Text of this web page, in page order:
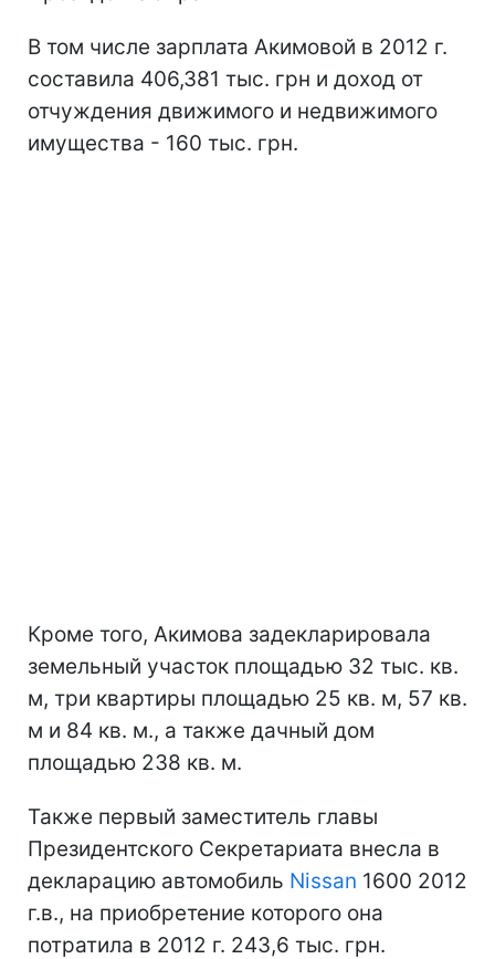
В том числе зарплата Акимовой в 2012 г.
составила 406,381 тыс. грн и доход от
отчуждения движимого и недвижимого
имущества - 160 тыс. грн.
Кроме того, Акимова задекларировала
земельный участок площадью 32 тыс. кв.
м, три квартиры площадью 25 кв. м, 57 кв.
м и 84 кв. м., а также дачный дом
площадью 238 кв. м.
Также первый заместитель главы
Президентского Секретариата внесла в
декларацию автомобиль Nissan 1600 2012
г.в., на приобретение которого она
потратила в 2012 г. 243,6 тыс. грн.